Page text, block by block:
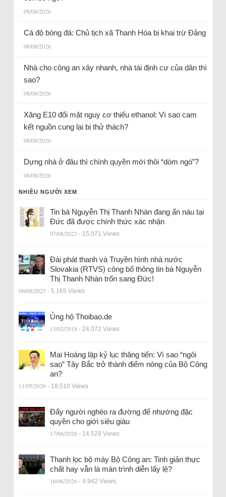
08/08/2026
Cá độ bóng đá: Chủ tịch xã Thanh Hóa bị khai trừ Đảng
08/08/2026
Nhà cho công an xây nhanh, nhà tái định cư của dân thì
sao?
08/08/2026
Xăng E10 đối mặt nguy cơ thiếu ethanol: Vì sao cam
kết nguồn cung lại bị thử thách?
08/08/2026
Dựng nhà ở đâu thì chính quyền mới thôi “dòm ngó”?
08/08/2026
NHIỀU NGƯỜI XEM
Tin bà Nguyễn Thị Thanh Nhàn đang ẩn náu tại
Đức đã được chính thức xác nhận
07/08/2023 - 15.071 Views
Đài phát thanh và Truyền hình nhà nước
Slovakia (RTVS) công bố thông tin bà Nguyễn
Thị Thanh Nhàn trốn sang Đức!
06/08/2023 - 5.165 Views
Ủng hộ Thoibao.de
15/02/2018 - 24.072 Views
Mai Hoàng lập kỷ lục thăng tiến: Vì sao “ngôi
sao” Tây Bắc trở thành điểm nóng của Bộ Công
an?
11/05/2026 - 18.510 Views
Đẩy người nghèo ra đường để nhường đặc
quyền cho giới siêu giàu
17/06/2026 - 14.529 Views
Thanh lọc bộ máy Bộ Công an: Tinh giản thực
chất hay vẫn là màn trình diễn lấy lệ?
16/06/2026 - 4.942 Views